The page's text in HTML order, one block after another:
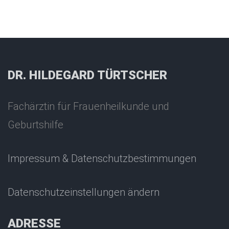
DR. HILDEGARD TÜRTSCHER
Fachärztin für Frauenheilkunde und
Geburtshilfe
Impressum & Datenschutzbestimmungen
Datenschutzeinstellungen ändern
ADRESSE